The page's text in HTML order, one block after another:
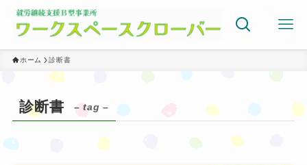
ホーム 診断書
診断書 – tag –